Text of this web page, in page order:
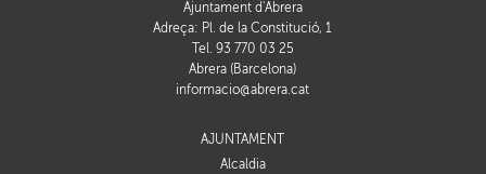
Ajuntament d'Abrera
Adreça: Pl. de la Constitució, 1
Tel. 93 770 03 25
Abrera (Barcelona)
informacio@abrera.cat
AJUNTAMENT
Alcaldia